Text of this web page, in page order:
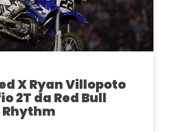
X Ryan Villopoto
2T da Red Bull